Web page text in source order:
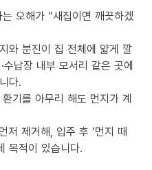
오해가 “새집이면 깨끗하겠
와 분진이 집 전체에 얇게 깔
수납장 내부 모서리 같은 곳에
다.
기를 아무리 해도 먼지가 계
저 제거해, 입주 후 ‘먼지 때
목적이 있습니다.